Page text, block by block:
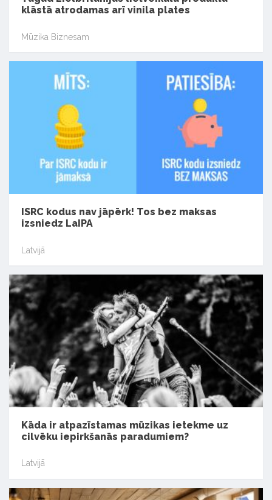
klāstā atrodamas arī vinila plates
Mūzika Biznesam
ISRC kodus nav jāpērk! Tos bez maksas
izsniedz LaIPA
Latvijā
Kāda ir atpazīstamas mūzikas ietekme uz
cilvēku iepirkšanās paradumiem?
Latvijā